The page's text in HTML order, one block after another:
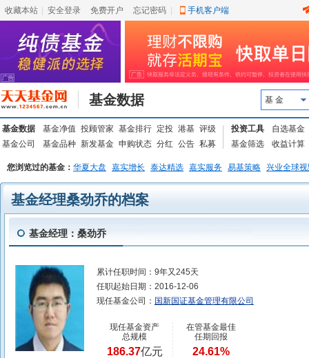
收藏本站 安全登录 免费开户 忘记密码 手机客户端
基金数据 基 金
基金数据 基金净值 投顾管家 基金排行 定投 港基 评级
基金公司
基金品种 新发基金 申购状态 分红 公告 私募
投资工具
自选基金
基金筛选
收益计算
您浏览过的基金： 华夏大盘 嘉实增长 泰达精选 嘉实服务 易基策略 兴业全球
基金经理桑劲乔的档案
基金经理：桑劲乔
累计任职时间： 9年又245天
任职起始日期： 2016-12-06
现任基金公司： 国新国证基金管理有限公司
现任基金资产
总规模
186.37亿元
在管基金最佳
任期回报
24.61%